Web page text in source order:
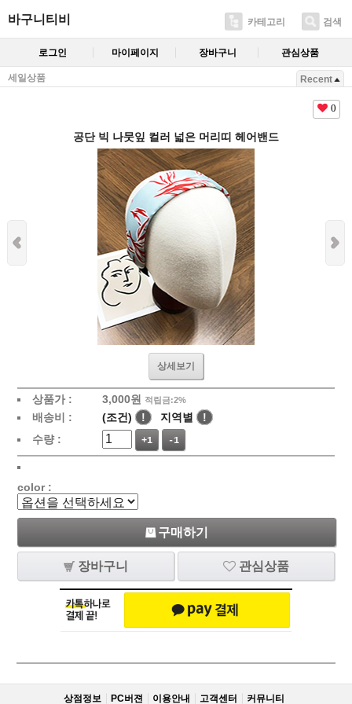
바구니티비 카테고리 검색
로그인 마이페이지 장바구니 관심상품
세일상품 Recent
0
공단 빅 나뭇잎 컬러 넓은 머리띠 헤어밴드
상세보기
상품가 : 3,000원 적립금:2%
배송비 : (조건) ! 지역별
!
수량 :
+1 -1
color :
구매하기
장바구니 관심상품
상점정보 PC버젼 이용안내 고객센터 커뮤니티